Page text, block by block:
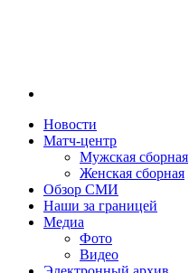
Новости
Матч-центр
Мужская сборная
Женская сборная
Обзор СМИ
Наши за границей
Медиа
Фото
Видео